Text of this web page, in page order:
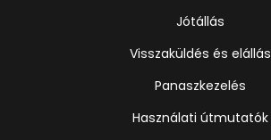
Jótállás
Visszaküldés és elállás
Panaszkezelés
Használati útmutatók